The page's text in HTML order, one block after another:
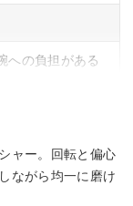
への負担がある
ャー。回転と偏心
ながら均一に磨け